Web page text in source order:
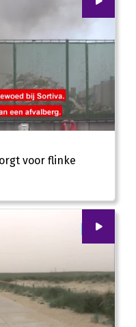
voor flinke